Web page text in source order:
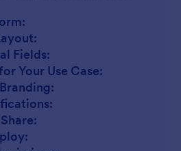
Fields:
Your Use Case: